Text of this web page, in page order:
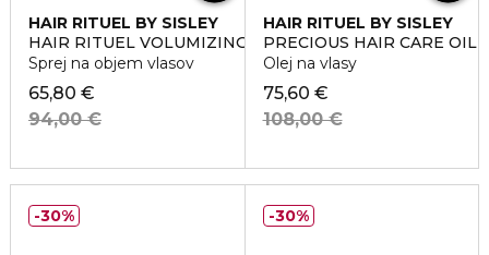
HAIR RITUEL BY SISLEY
HAIR RITUEL VOLUMIZING SPRAY
Sprej na objem vlasov
65,80 €
94,00 €
HAIR RITUEL BY SISLEY
PRECIOUS HAIR CARE OIL
Olej na vlasy
75,60 €
108,00 €
30% 30%